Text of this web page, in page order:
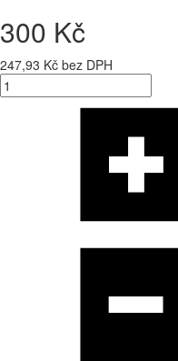
300 Kč
247,93 Kč bez DPH